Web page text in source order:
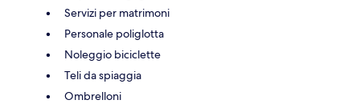
Servizi per matrimoni
Personale poliglotta
Noleggio biciclette
Teli da spiaggia
Ombrelloni